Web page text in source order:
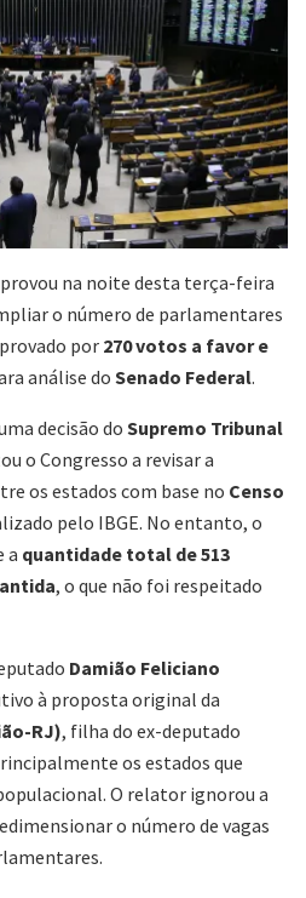
na noite desta terça-feira
o número de parlamentares
por 270 votos a favor e
análise do Senado Federal.
decisão do Supremo Tribunal
o Congresso a revisar a
os estados com base no Censo
pelo IBGE. No entanto, o
a quantidade total de 513
, o que não foi respeitado
Damião Feliciano
à proposta original da
RJ), filha do ex-deputado
os estados que
O relator ignorou a
o número de vagas